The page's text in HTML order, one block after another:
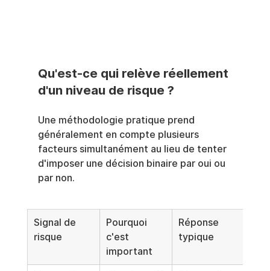
Qu'est-ce qui relève réellement
d'un niveau de risque ?
Une méthodologie pratique prend
généralement en compte plusieurs
facteurs simultanément au lieu de tenter
d'imposer une décision binaire par oui ou
par non.
Signal de
risque
Pourquoi
c'est
important
Réponse
typique